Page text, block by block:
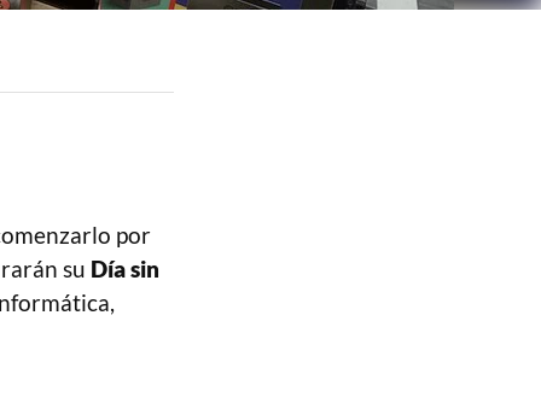
por
su Día sin